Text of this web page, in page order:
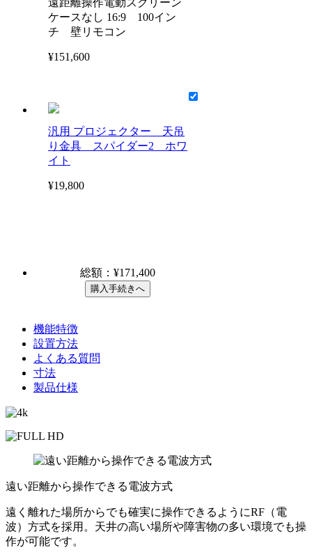
ケースなし 16:9 100イン
チ 壁リモコン
¥151,600
汎用 プロジェクター 天吊
り金具 スパイダー2 ホワ
イト
¥19,800
総額：¥171,400
機能特徴
設置方法
よくある質問
寸法
製品仕様
遠い距離から操作できる電波方式
遠く離れた場所からでも確実に操作できるようにRF（電
波）方式を採用。天井の高い場所や障害物の多い環境でも操
作が可能です。